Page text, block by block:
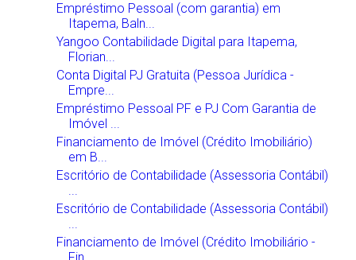
Empréstimo Pessoal (com garantia) em
Itapema, Baln...
Yangoo Contabilidade Digital para Itapema,
Florian...
Conta Digital PJ Gratuita (Pessoa Jurídica -
Empre...
Empréstimo Pessoal PF e PJ Com Garantia de
Imóvel ...
Financiamento de Imóvel (Crédito Imobiliário)
em B...
Escritório de Contabilidade (Assessoria Contábil)
...
Escritório de Contabilidade (Assessoria Contábil)
...
Financiamento de Imóvel (Crédito Imobiliário -